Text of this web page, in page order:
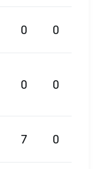
0 0
0 0
7 0